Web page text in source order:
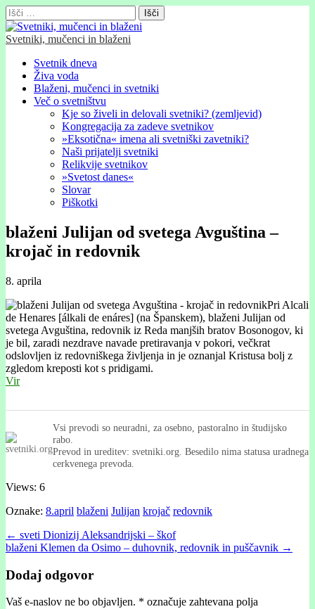
Išči:
Svetniki, mučenci in blaženi
Glavni
meni
Skip
content
Svetnik dneva
Živa voda
Blaženi, mučenci in svetniki
Več o svetništvu
Kje so živeli in delovali svetniki? (zemljevid)
Kongregacija za zadeve svetnikov
»Eksotična« imena ali svetniški zavetniki?
Naši prijatelji svetniki
Relikvije svetnikov
»Svetost danes«
Slovar
Piškotki
blaženi Julijan od svetega Avguština –
krojač in redovnik
8. aprila
Pri Alcali
de Henares [álkali de enáres] (na Španskem), blaženi Julijan od
svetega Avguština, redovnik iz Reda manjših bratov Bosonogov, ki
je bil, zaradi nezdrave navade pretiravanja v pokori, večkrat
odslovljen iz redovniškega življenja in je oznanjal Kristusa bolj z
zgledom kreposti kot s pridigami.
Vir
Vsi prevodi so neuradni, za osebno, pastoralno in študijsko
rabo.
Prevod in ureditev: svetniki.org. Besedilo nima statusa uradnega
cerkvenega prevoda.
Views: 6
Oznake: 8.april blaženi Julijan krojač redovnik
Post
navigation
← sveti Dionizĳ Aleksandrijski – škof
blaženi Klemen da Osimo – duhovnik, redovnik in puščavnik →
Dodaj odgovor
Vaš e-naslov ne bo objavljen. * označuje zahtevana polja